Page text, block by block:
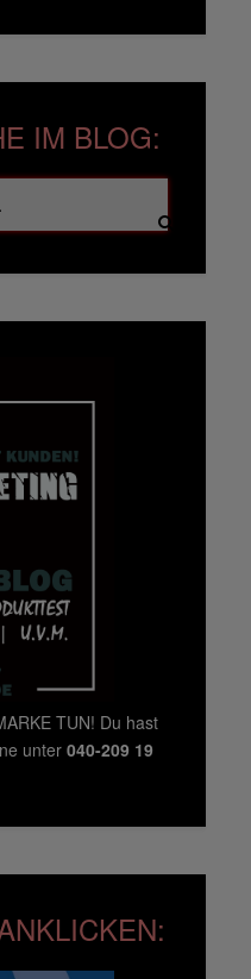
IM BLOG:
TUN! Du hast
unter040-209 19